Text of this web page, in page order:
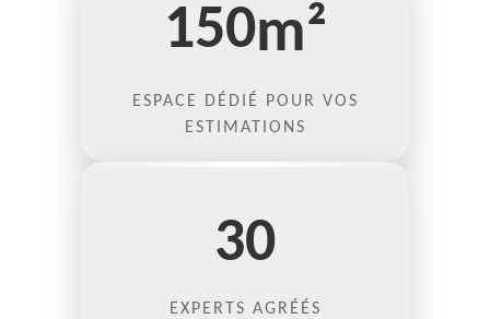
150m²
ESPACE DÉDIÉ POUR VOS
ESTIMATIONS
30
EXPERTS AGRÉÉS